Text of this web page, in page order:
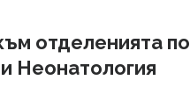
отделенията по
Неонатология